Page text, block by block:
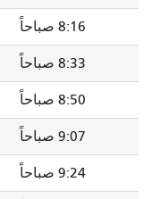
8:35 صباحاً
8:52 صباحاً
9:09 صباحًا
9:26 صباحاً
9:40 صباحاً